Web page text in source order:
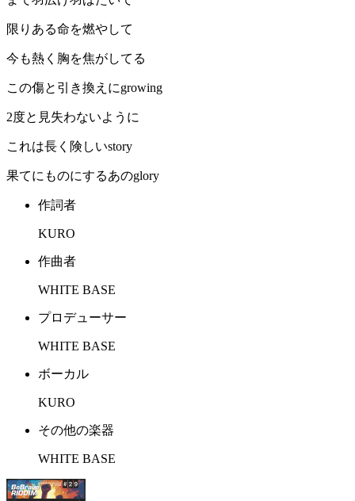
限りある命を燃やして
今も熱く胸を焦がしてる
この傷と引き換えにgrowing
2度と見失わないように
これは長く険しいstory
果てにものにするあのglory
作詞者
KURO
作曲者
WHITE BASE
プロデューサー
WHITE BASE
ボーカル
KURO
その他の楽器
WHITE BASE